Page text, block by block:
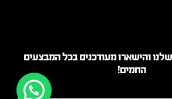
והישארו מעודכנים בכל המבצעים
החמים!